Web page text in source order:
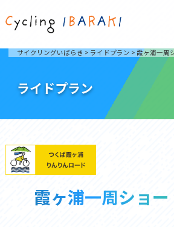
サイクリングいばらき > ライドプラン > 霞ヶ浦一周
ライドプラン
霞ヶ浦一周ショ